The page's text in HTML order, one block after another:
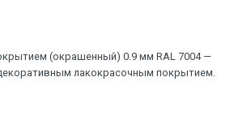
(окрашенный) 0.9 мм RAL 7004 —
лакокрасочным покрытием.